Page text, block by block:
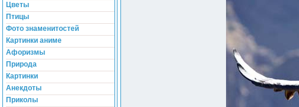
Цветы
Птицы
Фото знаменитостей
Картинки аниме
Афоризмы
Природа
Картинки
Анекдоты
Приколы